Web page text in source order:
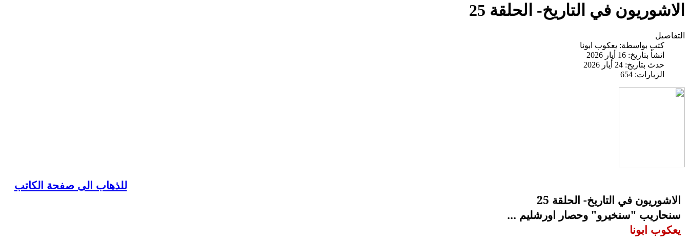
الاشوريون في التاريخ- الحلقة 25
التفاصيل
كتب بواسطة: يعكوب ابونا
انشأ بتاريخ: 16 أيار 2026
حدث بتاريخ: 24 أيار 2026
الزيارات: 654
للذهاب الى صفحة الكاتب
الاشوريون في التاريخ- الحلقة 25
سنحاريب "سنخيرو" وحصار اورشليم ...
يعكوب ابونا